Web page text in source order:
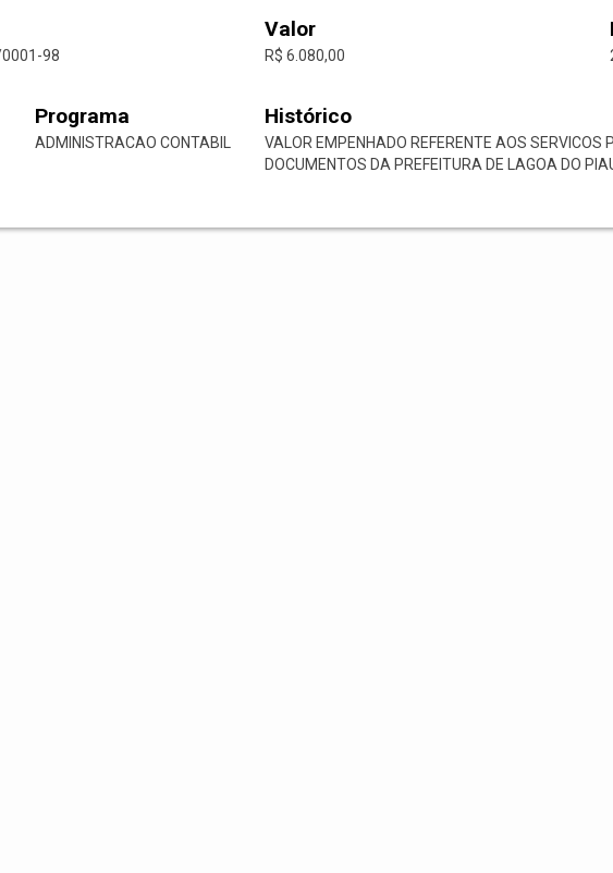
98
Valor
R$ 6.080,00
Programa
ADMINISTRACAO CONTABIL
Histórico
VALOR EMPENHADO REFERENTE AOS SERVICOS
DOCUMENTOS DA PREFEITURA DE LAGOA DO